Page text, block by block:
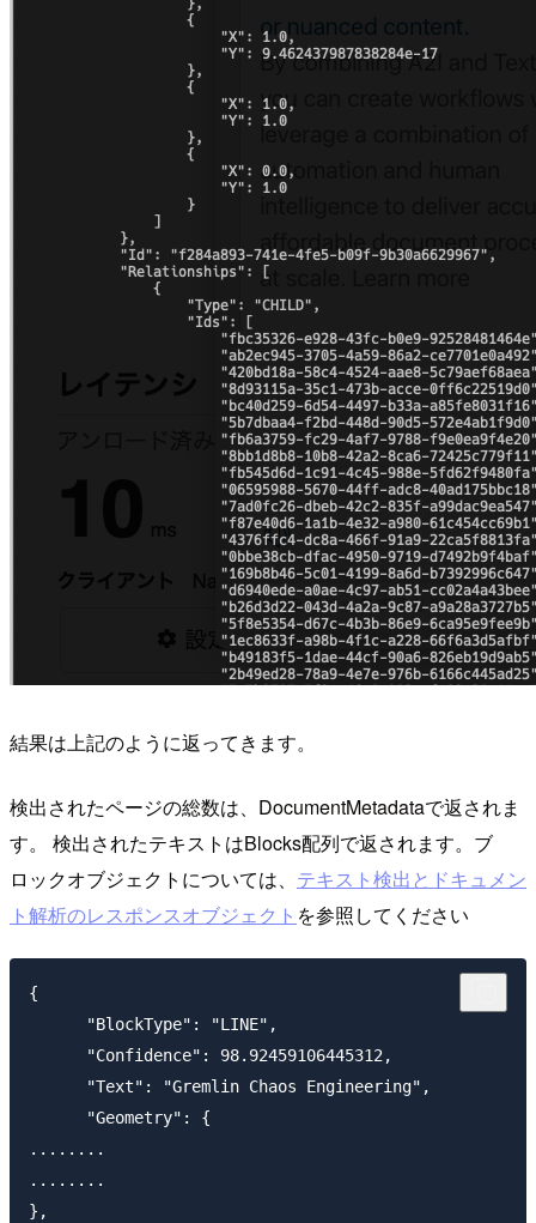
結果は上記のように返ってきます。
検出されたページの総数は、DocumentMetadataで返されま
す。 検出されたテキストはBlocks配列で返されます。ブ
ロックオブジェクトについては、 テキスト検出とドキュメン
ト解析のレスポンスオブジェクト を参照してください
{
      "BlockType": "LINE",
      "Confidence": 98.92459106445312,
      "Text": "Gremlin Chaos Engineering",
      "Geometry": {
........
........
},